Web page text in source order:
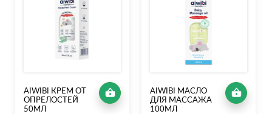
AIWIBI КРЕМ ОТ
ОПРЕЛОСТЕЙ
50МЛ
AIWIBI МАСЛО
ДЛЯ МАССАЖА
100МЛ